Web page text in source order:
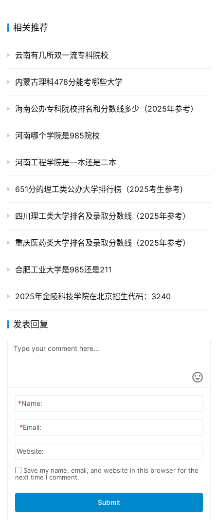
相关推荐
云南有几所双一流专科院校
内蒙古理科478分能考哪些大学
海南公办专科院校排名和分数线多少（2025年参考）
河南哪个学院是985院校
河南工程学院是一本还是二本
651分的理工类公办大学排行榜（2025考生参考)
四川理工类大学排名及录取分数线（2025年参考）
重庆医药类大学排名及录取分数线（2025年参考）
合肥工业大学是985还是211
2025年金陵科技学院在北京招生代码：3240
发表回复
*Name:
*Email:
Website:
Save my name, email, and website in this browser for the
next time I comment.
Submit